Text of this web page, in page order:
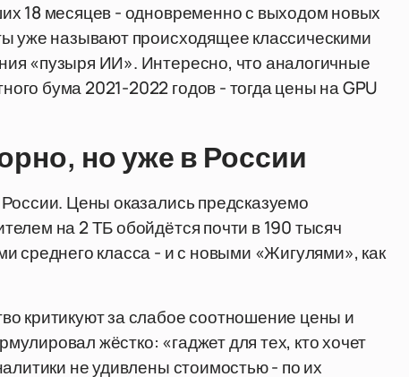
18 месяцев - одновременно с выходом новых
уже называют происходящее классическими
«пузыря ИИ». Интересно, что аналогичные
бума 2021-2022 годов - тогда цены на GPU
но уже в России
Цены оказались предсказуемо
на 2 ТБ обойдётся почти в 190 тысяч
среднего класса - и с новыми «Жигулями», как
критикуют за слабое соотношение цены и
жёстко: «гаджет для тех, кто хочет
не удивлены стоимостью - по их